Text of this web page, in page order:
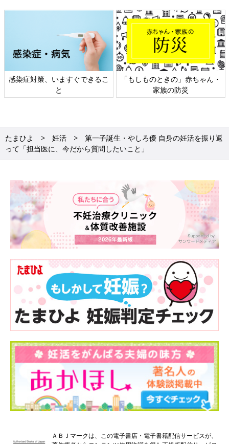
感染症対策、いますぐできるこ
と
「もしものときの」赤ちゃん・
家族の防災
たまひよ 妊活
第一子誕生・やしろ優 自身の妊活を振り返
って「担当医に、今だから質問したいこと」
ＡＢＪマークは、この電子書店・電子書籍配信サービスが、